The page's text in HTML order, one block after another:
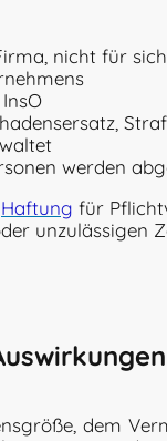
nicht für
werden
Haftung für
unzulässigen
dem